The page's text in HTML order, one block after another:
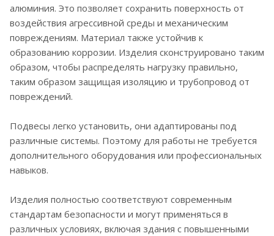
алюминия. Это позволяет сохранить поверхность от
воздействия агрессивной среды и механическим
повреждениям. Материал также устойчив к
образованию коррозии. Изделия сконструировано таким
образом, чтобы распределять нагрузку правильно,
таким образом защищая изоляцию и трубопровод от
повреждений.
Подвесы легко установить, они адаптированы под
различные системы. Поэтому для работы не требуется
дополнительного оборудования или профессиональных
навыков.
Изделия полностью соответствуют современным
стандартам безопасности и могут применяться в
различных условиях, включая здания с повышенными